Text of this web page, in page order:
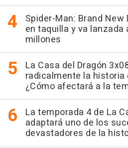
Spider-Man: Brand
en taquilla y va lanzada
millones
La Casa del Dragón
radicalmente la historia
¿Cómo afectará a la
La temporada 4 de La
adaptará uno de los
devastadores de la